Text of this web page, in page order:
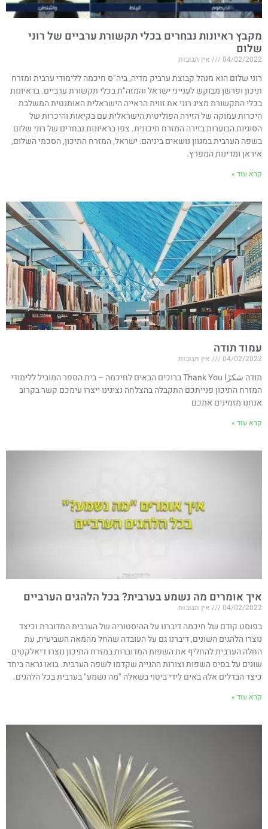
מקבץ ראיונות נבחרים בכלי תקשורת ערביים של רוני
שלום
04/02/2022 אין תגובות
רוני שלום הוא מנהל קבוצת ערביק מדיה, ביה"ס חיכמה ללימודי ערבית ומזרח
תיכון ופרשן מבוקש לענייני ישראל והמזה"ת בכלי תקשורת ערביים. בראיונות
בכלי התקשורת מציג רוני את זווית הראייה הישראלית האותנטית המשלבת
היכרות עמוקה של הזירה הפוליטית הישראלית עם בקיאות והיכרות של
הסוגיות הבוערות בזירה המזרח תיכונית. צפו בראיונות נבחרים של רוני שלום
בשפה הערבית במגוון נושאים ביניהם: ישראל, המזרח התיכון, הסכמי השלום,
איראן ומדינות המפרץ.
קרא עוד »
עמוד תודה
04/02/2022 אין תגובות
תודה شكرًا Thank You ברוכים הבאים לחיכמה – בית הספר המוביל ללימודי
המזרח התיכון פנייתכם התקבלה בהצלחה נציגינו ייצרו עימכם קשר בקרוב
אנחנו מזמינים אתכם
קרא עוד »
איך אומרים מה נשמע בערבית? בכל הלהגים הערביים
04/02/2022 אין תגובות
בפוסט קודם של חיכמה דיברנו על ההיסטוריה של הערבית המדוברת וכיצד
נוצרו הלהגים השונים, דיברנו גם על העובדה שהחל מהמאה השביעית, עת
החלה הערבית להחליף את השפות המדוברות במזרח התיכון נוצרו דיאלקטים
שונים על בסיס השפות וצורות ההגייה שקדמו לשפה הערבית. בואו נראה ביחד
כיצד הבדלים אלה באים לידי ביטוי בשאלה "מה נשמע" בערבית בכל הלהגים.
קרא עוד »